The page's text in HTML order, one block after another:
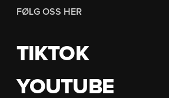
FØLG OSS HER
TIKTOK
YOUTUBE